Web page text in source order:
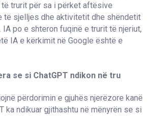
trurit për sa i përket aftësive
të sjelljes dhe aktivitetit dhe shëndetit
po e shteron fuqinë e trurit të njeriut,
IA e kërkimit në Google është e
se si ChatGPT ndikon në tru
përdorimin e gjuhës njerëzore kanë
ka ndikuar gjithashtu në mënyrën se si